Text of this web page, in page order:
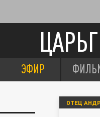
ЭФИР
ОТЕЦ